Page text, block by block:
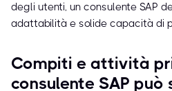
degli utenti, un consulente SAP
adattabilità e solide capacità di
Compiti e attività
consulente SAP può